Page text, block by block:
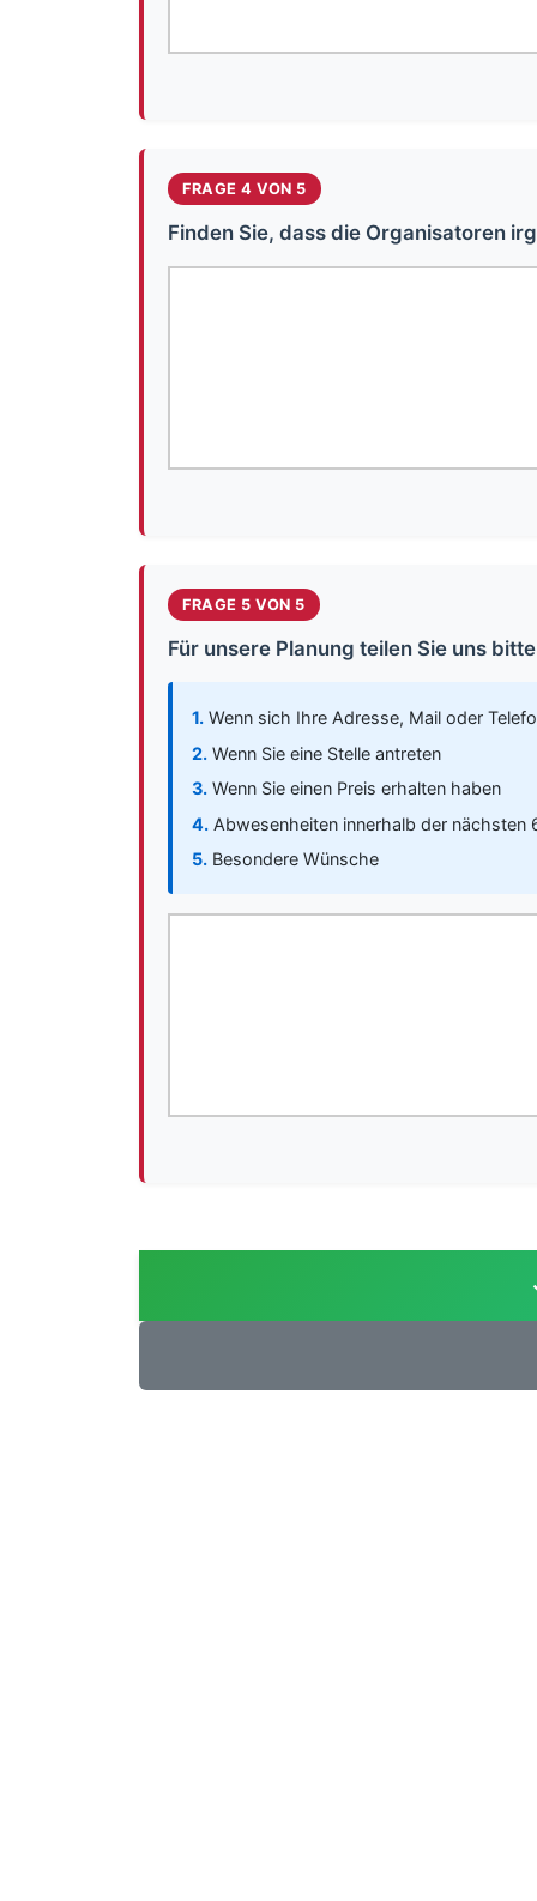
FRAGE 4 VON 5
Finden Sie, dass die Organisatoren
FRAGE 5 VON 5
Für unsere Planung teilen Sie uns
1. Wenn sich Ihre Adresse, Mail oder
2. Wenn Sie eine Stelle antreten
3. Wenn Sie einen Preis erhalten haben
4. Abwesenheiten innerhalb der nächsten
5. Besondere Wünsche